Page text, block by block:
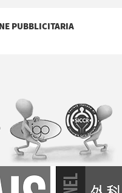
PUBBLICITARIA